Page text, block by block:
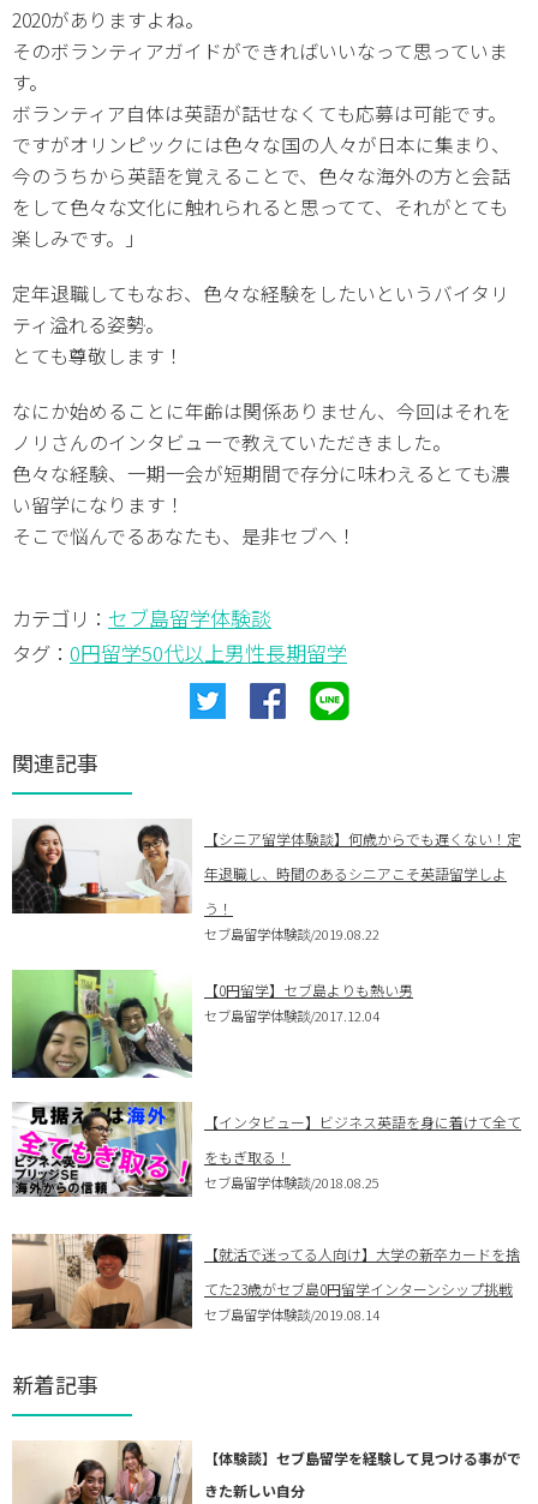
2020がありますよね。
そのボランティアガイドができればいいなって思っていま
す。
ボランティア自体は英語が話せなくても応募は可能です。
ですがオリンピックには色々な国の人々が日本に集まり、
今のうちから英語を覚えることで、色々な海外の方と会話
をして色々な文化に触れられると思ってて、それがとても
楽しみです。」
定年退職してもなお、色々な経験をしたいというバイタリ
ティ溢れる姿勢。
とても尊敬します！
なにか始めることに年齢は関係ありません、今回はそれを
ノリさんのインタビューで教えていただきました。
色々な経験、一期一会が短期間で存分に味わえるとても濃
い留学になります！
そこで悩んでるあなたも、是非セブへ！
カテゴリ： セブ島留学体験談
タグ： 0円留学50代以上男性長期留学
関連記事
【シニア留学体験談】何歳からでも遅くない！定
年退職し、時間のあるシニアこそ英語留学しよ
う！
セブ島留学体験談/2019.08.22
【0円留学】セブ島よりも熱い男
セブ島留学体験談/2017.12.04
【インタビュー】ビジネス英語を身に着けて全て
をもぎ取る！
セブ島留学体験談/2018.08.25
【就活で迷ってる人向け】大学の新卒カードを捨
てた23歳がセブ島0円留学インターンシップ挑戦
セブ島留学体験談/2019.08.14
新着記事
【体験談】セブ島留学を経験して見つける事がで
きた新しい自分